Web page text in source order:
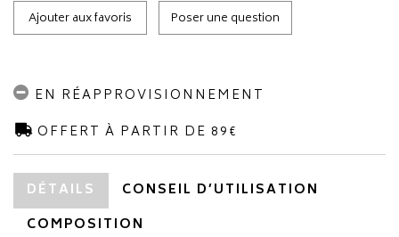
Ajouter aux favoris Poser une question
EN RÉAPPROVISIONNEMENT
OFFERT À PARTIR DE 89€
DÉTAILS
CONSEIL D’UTILISATION
COMPOSITION